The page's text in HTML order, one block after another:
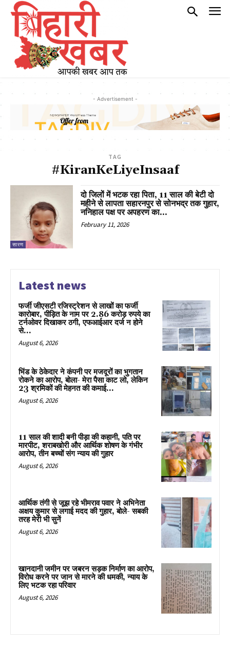
- Advertisement -
TAG
#KiranKeLiyeInsaaf
सारण
दो जिलों में भटक रहा पिता, 11 साल की बेटी दो
महीने से लापता सहारनपुर से सोनभद्र तक गुहार,
ननिहाल पक्ष पर अपहरण का...
February 11, 2026
Latest news
फर्जी जीएसटी रजिस्ट्रेशन से लाखों का फर्जी
कारोबार, पीड़ित के नाम पर 2.86 करोड़ रुपये का
टर्नओवर दिखाकर ठगी, एफआईआर दर्ज न होने
से...
August 6, 2026
भिंड के ठेकेदार ने कंपनी पर मजदूरों का भुगतान
रोकने का आरोप, बोला- मेरा पैसा काट लो, लेकिन
23 श्रमिकों की मेहनत की कमाई...
August 6, 2026
11 साल की शादी बनी पीड़ा की कहानी, पति पर
मारपीट, शराबखोरी और आर्थिक शोषण के गंभीर
आरोप, तीन बच्चों संग न्याय की गुहार
August 6, 2026
आर्थिक तंगी से जूझ रहे भीमराव पवार ने अभिनेता
अक्षय कुमार से लगाई मदद की गुहार, बोले- सबकी
तरह मेरी भी सुनें
August 6, 2026
खानदानी जमीन पर जबरन सड़क निर्माण का आरोप,
विरोध करने पर जान से मारने की धमकी, न्याय के
लिए भटक रहा परिवार
August 6, 2026